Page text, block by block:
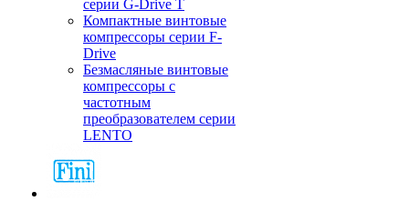
серии G-Drive T
Компактные винтовые
компрессоры серии F-
Drive
Безмасляные винтовые
компрессоры с
частотным
преобразователем серии
LENTO